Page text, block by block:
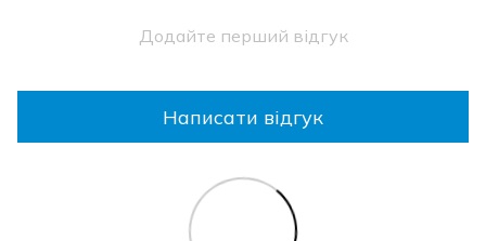
Додайте перший відгук
Написати відгук